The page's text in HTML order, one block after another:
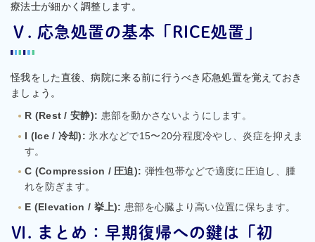
療法士が細かく調整します。
Ⅴ. 応急処置の基本「RICE処置」
怪我をした直後、病院に来る前に行うべき応急処置を覚えておき
ましょう。
R (Rest / 安静): 患部を動かさないようにします。
I (Ice / 冷却): 氷水などで15〜20分程度冷やし、炎症を抑えま
す。
C (Compression / 圧迫): 弾性包帯などで適度に圧迫し、腫
れを防ぎます。
E (Elevation / 挙上): 患部を心臓より高い位置に保ちます。
Ⅵ. まとめ：早期復帰への鍵は「初